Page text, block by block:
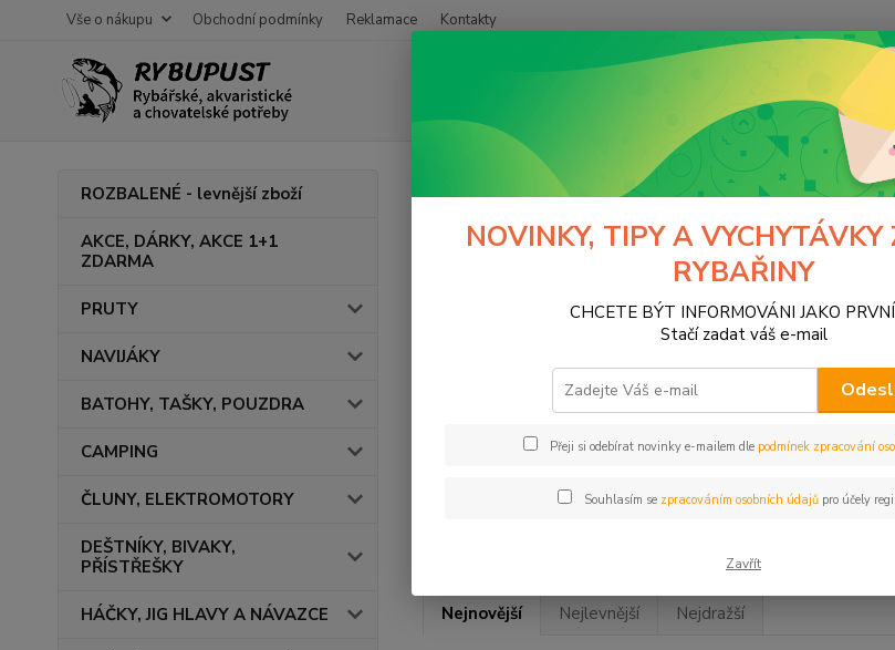
Vše o nákupu Obchodní podmínky Reklamace Kontakty
ROZBALENÉ - levnější zboží
AKCE, DÁRKY, AKCE 1+1
ZDARMA
PRUTY
NAVIJÁKY
BATOHY, TAŠKY, POUZDRA
CAMPING
ČLUNY, ELEKTROMOTORY
DEŠTNÍKY, BIVAKY,
PŘÍSTŘEŠKY
HÁČKY, JIG HLAVY A NÁVAZCE
Montáže a doplňky - Feeder Montáže feeder
Háčky
Kč Od
(14)
Nejnovější Nejlevnější Nejdražší
NOVINKY, TIPY A VYCHYTÁVKY
RYBAŘINY
CHCETE BÝT INFORMOVÁNI JAKO
Stačí zadat váš e-mail
Přeji si odebírat novinky e-mailem dle podmínek zpracování
Souhlasím se zpracováním osobních údajůpro účely
Zavřít